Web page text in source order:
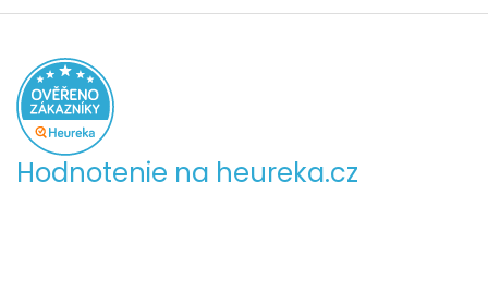
Hodnotenie na heureka.cz